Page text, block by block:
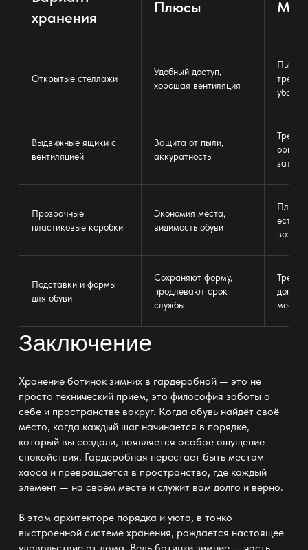
хранения
Плюсы
Открытые стеллажи
Удобный доступ,
хорошая вентиляция
Пыль и
уборка
Выдвижные ящикис
вентиляцией
Защита от пыли,
аккуратность
Прозрачные
пластиковые коробки
Экономия места,
видимость обуви
Плохо
Подставки и формы
для обуви
Сохраняют форму,
продлевают срок
службы
места
Заключение
Хранение ботинок зимних в гардеробной — это не
просто технический прием, это философия заботы о
себе и пространстве вокруг. Когда обувь найдёт своё
место, когда каждый шаг начинается в порядке,
который вы создали, появляется особое ощущение
спокойствия. Гардеробная перестает быть местом
хаоса и превращается в пространство, где каждый
элемент — на своём месте и служит вам долго и верно.
В этом архитекторе порядка и уюта, в тонко
выстроенной системе хранения, рождается настоящее
удовольствие от дома. Ведь ботинки зимние — часть